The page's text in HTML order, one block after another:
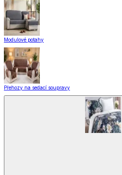
Modulové potahy
Přehozy na sedací soupravy